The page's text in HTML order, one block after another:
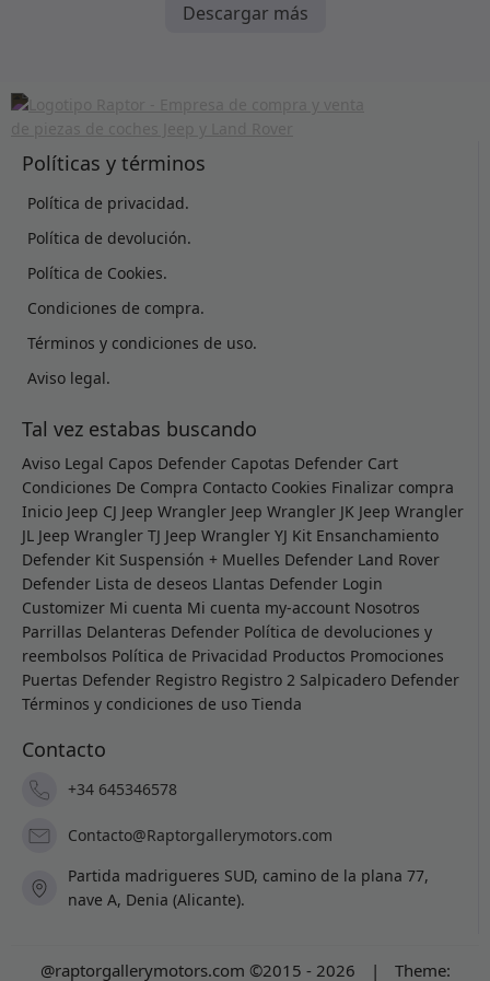
Descargar más
Políticas y términos
Política de privacidad.
Política de devolución.
Política de Cookies.
Condiciones de compra.
Términos y condiciones de uso.
Aviso legal.
Tal vez estabas buscando
Aviso Legal Capos Defender Capotas Defender Cart
Condiciones De Compra Contacto Cookies Finalizar compra
Inicio Jeep CJ Jeep Wrangler Jeep Wrangler JK Jeep Wrangler
JL Jeep Wrangler TJ Jeep Wrangler YJ Kit Ensanchamiento
Defender Kit Suspensión + Muelles Defender Land Rover
Defender Lista de deseos Llantas Defender Login
Customizer Mi cuenta Mi cuenta my-account Nosotros
Parrillas Delanteras Defender Política de devoluciones y
reembolsos Política de Privacidad Productos Promociones
Puertas Defender Registro Registro 2 Salpicadero Defender
Términos y condiciones de uso Tienda
Contacto
+34 645346578
Contacto@Raptorgallerymotors.com
Partida madrigueres SUD, camino de la plana 77,
nave A, Denia (Alicante).
@raptorgallerymotors.com ©2015 - 2026 | Theme: